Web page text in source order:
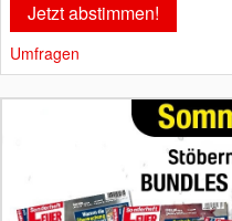
Umfragen